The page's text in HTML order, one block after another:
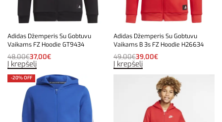
Adidas Džemperis Su Gobtuvu
Vaikams FZ Hoodie GT9434
48,00€37,00€
Į krepšelį
Adidas Džemperis Su Gobtuvu
Vaikams B 3s FZ Hoodie H26634
49,00€39,00€
Į krepšelį
-20% OFF